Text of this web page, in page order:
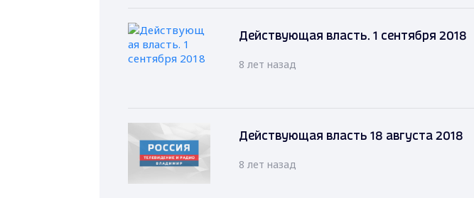
Действующая власть. 1 сентября 2018
8 лет назад
Действующая власть 18 августа 2018
8 лет назад